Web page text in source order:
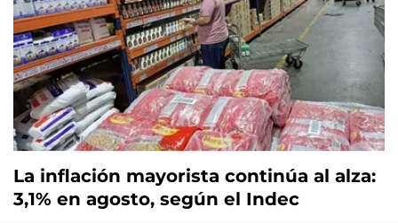
La inflación mayorista continúa al alza:
3,1% en agosto, según el Indec